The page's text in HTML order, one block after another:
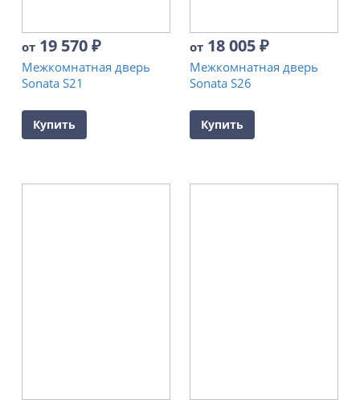
от 19 570₽
Межкомнатная дверь
Sonata S21
Купить
от 18 005₽
Межкомнатная дверь
Sonata S26
Купить